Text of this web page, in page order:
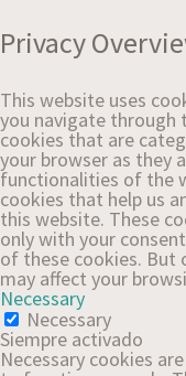
Privacy
This website uses
you navigate through
cookies that are
your browser as they
functionalities of the
cookies that help us
this website. These
only with your
of these cookies.
may affect your
Necessary
Necessary
Siempre activado
Necessary cookies